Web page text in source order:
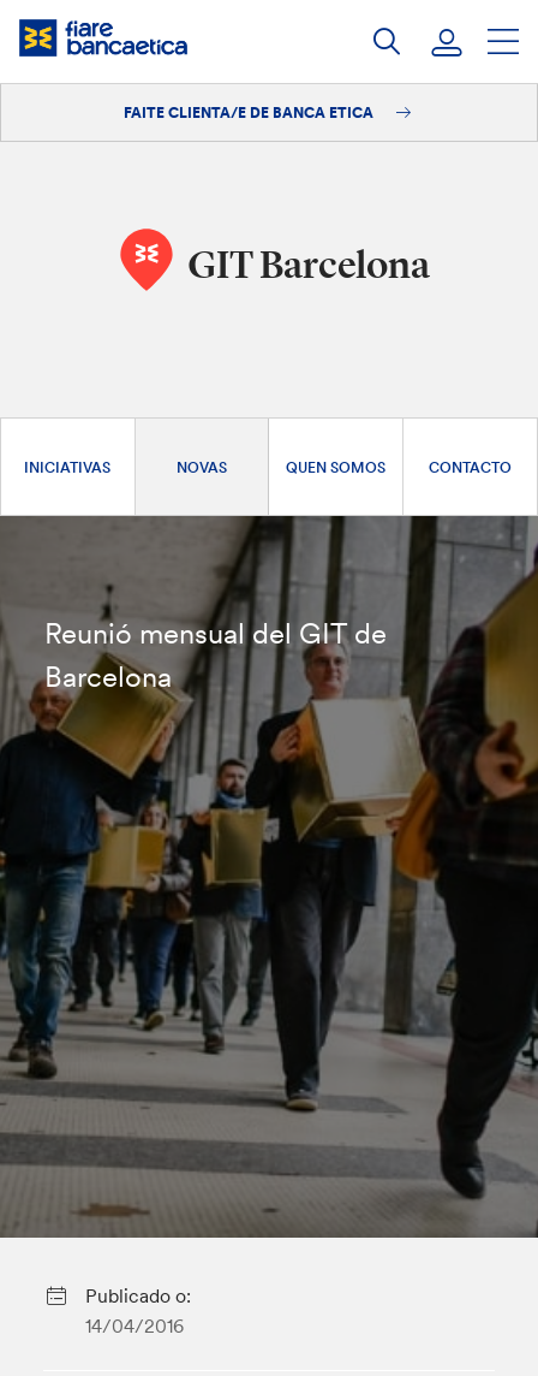
Saltar
FAITE CLIENTA/E DE BANCA ETICA
GIT Barcelona
INICIATIVAS NOVAS QUEN SOMOS CONTACTO
Reunió mensual del GIT de
Barcelona
Publicado o:
14/04/2016